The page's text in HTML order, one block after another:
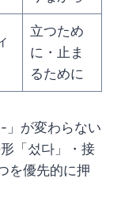
立つため
に・止ま
るために
」が変わらない
「섰다」・接
を優先的に押